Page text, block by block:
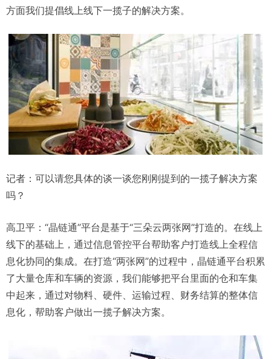
方面我们提倡线上线下一揽子的解决方案。
记者：可以请您具体的谈一谈您刚刚提到的一揽子解决方案
吗？
高卫平：“晶链通”平台是基于“三朵云两张网”打造的。在线上
线下的基础上，通过信息管控平台帮助客户打造线上全程信
息化协同的集成。在打造“两张网”的过程中，晶链通平台积累
了大量仓库和车辆的资源，我们能够把平台里面的仓和车集
中起来，通过对物料、硬件、运输过程、财务结算的整体信
息化，帮助客户做出一揽子解决方案。